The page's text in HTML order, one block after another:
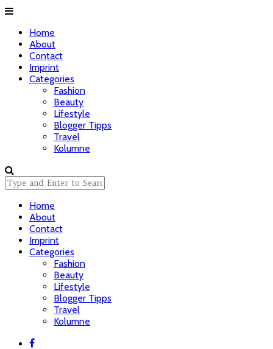
Home
About
Contact
Imprint
Categories
Fashion
Beauty
Lifestyle
Blogger Tipps
Travel
Kolumne
Home
About
Contact
Imprint
Categories
Fashion
Beauty
Lifestyle
Blogger Tipps
Travel
Kolumne